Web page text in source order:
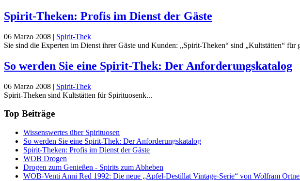
Spirit-Theken: Profis im Dienst der Gäste
06 Marzo 2008 | Spirit-Thek
Sie sind die Experten im Dienst ihrer Gäste und Kunden: „Spirit-Theken“ sind „Kultstätten“
So werden Sie eine Spirit-Thek: Der Anforderungskatalog
06 Marzo 2008 | Spirit-Thek
Spirit-Theken sind Kultstätten für Spirituosenk...
Top Beiträge
Wissenswertes über Spirituosen
So werden Sie eine Spirit-Thek: Der Anforderungskatalog
Spirit-Theken: Profis im Dienst der Gäste
WOB Drogen
Drogen zum Genießen - Spirits zum Abheben
WOB-Venti Anni Red 1992: Die neue „Apfel-Destillat Vintage-Serie“ von Wolfram